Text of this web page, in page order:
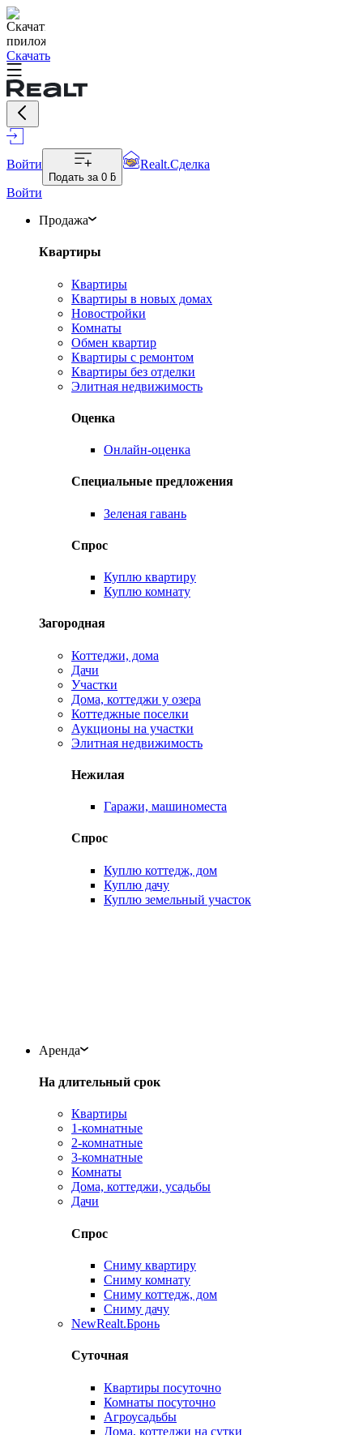
Скачать
Войти
Подать за 0 ƃ
Realt.Сделка
Войти
Продажа
Квартиры
Квартиры
Квартиры в новых домах
Новостройки
Комнаты
Обмен квартир
Квартиры с ремонтом
Квартиры без отделки
Элитная недвижимость
Оценка
Онлайн-оценка
Специальные предложения
Зеленая гавань
Спрос
Куплю квартиру
Куплю комнату
Загородная
Коттеджи, дома
Дачи
Участки
Дома, коттеджи у озера
Коттеджные поселки
Аукционы на участки
Элитная недвижимость
Нежилая
Гаражи, машиноместа
Спрос
Куплю коттедж, дом
Куплю дачу
Куплю земельный участок
Аренда
На длительный срок
Квартиры
1-комнатные
2-комнатные
3-комнатные
Комнаты
Дома, коттеджи, усадьбы
Дачи
Спрос
Сниму квартиру
Сниму комнату
Сниму коттедж, дом
Сниму дачу
NewRealt.Бронь
Суточная
Квартиры посуточно
Комнаты посуточно
Агроусадьбы
Дома, коттеджи на сутки